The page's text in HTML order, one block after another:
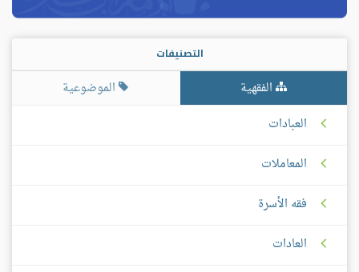
التصنيفات
الفقهية
الموضوعية
العبادات
المعاملات
فقه الأسرة
العادات